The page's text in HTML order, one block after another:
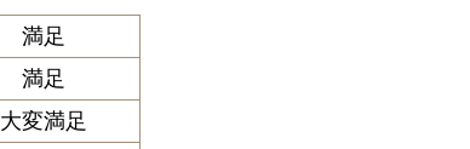
満足
満足
大変満足